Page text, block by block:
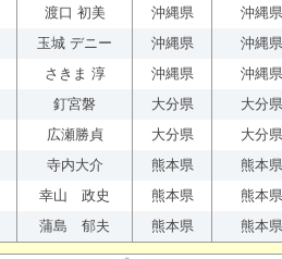
渡口 初美 沖縄県 沖縄県
玉城 デニー 沖縄県 沖縄県
さきま 淳 沖縄県 沖縄県
釘宮磐 大分県 大分県
広瀬勝貞 大分県 大分県
寺内大介 熊本県 熊本県
幸山 政史 熊本県 熊本県
蒲島 郁夫 熊本県 熊本県